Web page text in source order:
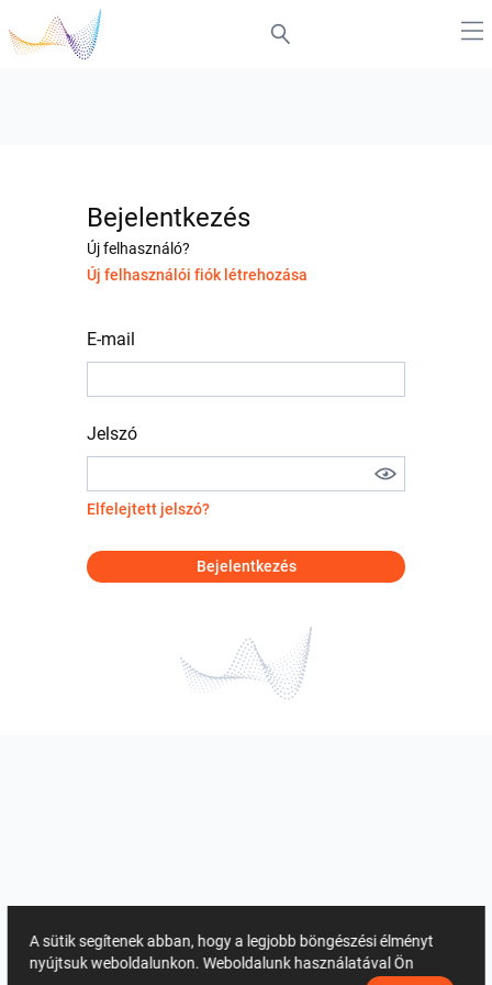
Bejelentkezés
Új felhasználó?
Új felhasználói fiók létrehozása
E-mail
Jelszó
Elfelejtett jelszó?
Bejelentkezés
A sütik segítenek abban, hogy a legjobb böngészési élményt
nyújtsuk weboldalunkon. Weboldalunk használatával Ön